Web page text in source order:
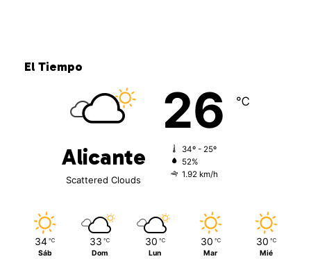
El Tiempo
Alicante
Scattered Clouds
26 ℃
34º - 25º
52%
1.92 km/h
34 ℃
Sáb
33 ℃
Dom
30 ℃
Lun
30 ℃
Mar
30 ℃
Mié